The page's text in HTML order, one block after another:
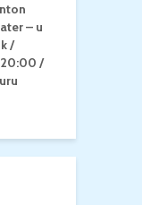
– u
/
20:00 /